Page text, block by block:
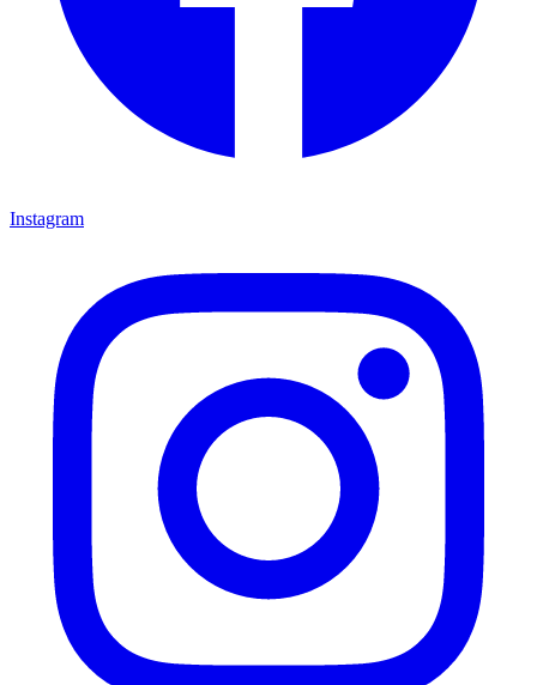
Instagram